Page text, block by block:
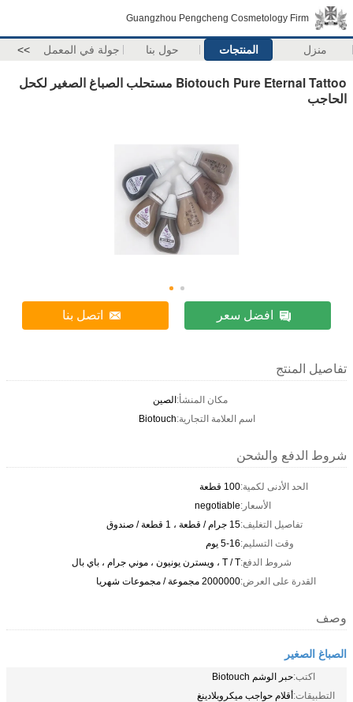
Guangzhou Pengcheng Cosmetology Firm
منزل المنتجات حول بنا جولة في المعمل >>
Biotouch Pure Eternal Tattoo مستحلب الصباغ الصغير لكحل
الحاجب
افضل سعر اتصل بنا
تفاصيل المنتج
مكان المنشأ:الصين
اسم العلامة التجارية:Biotouch
شروط الدفع والشحن
الحد الأدنى لكمية:100 قطعة
الأسعار:negotiable
تفاصيل التغليف:15 جرام / قطعة ، 1 قطعة / صندوق
وقت التسليم:5-16 يوم
شروط الدفع:T / T ، ويسترن يونيون ، موني جرام ، باي بال
القدرة على العرض:2000000 مجموعة / مجموعات شهريا
وصف
الصباغ الصغير
اكتب:حبر الوشم Biotouch
التطبيقات:أقلام حواجب ميكروبلادينغ